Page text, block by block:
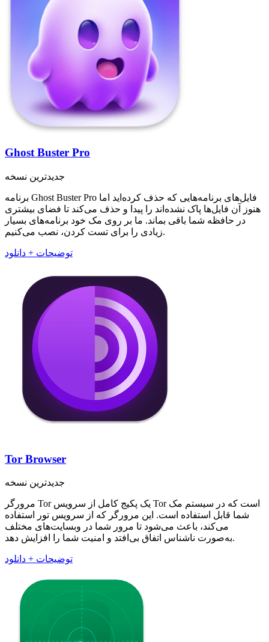
Ghost Buster Pro
جدیدترین نسخه
برنامه Ghost Buster Pro فایل‌های برنامه‌هایی که حذف کرده‌اید اما
هنوز آن فایل‌ها پاک نشده‌اند را پیدا و حذف می‌کند تا فضای بیشتری
در حافظه شما باقی بماند. ما بر روی مک خود برنامه‌های بسیار
زیادی را برای تست کردن، نصب می‌کنیم.
توضیحات + دانلود
Tor Browser
جدیدترین نسخه
مرورگر Tor یک پکیج کامل از سرویس Tor است که در سیستم مک
شما قابل استفاده است. این مرورگر که از سرویس تور استفاده
می‌کند، باعث می‌شود تا مرور شما در وبسایت‌های مختلف
به‌صورت ناشناس اتفاق بی‌افتد و امنیت شما را افزایش دهد.
توضیحات + دانلود